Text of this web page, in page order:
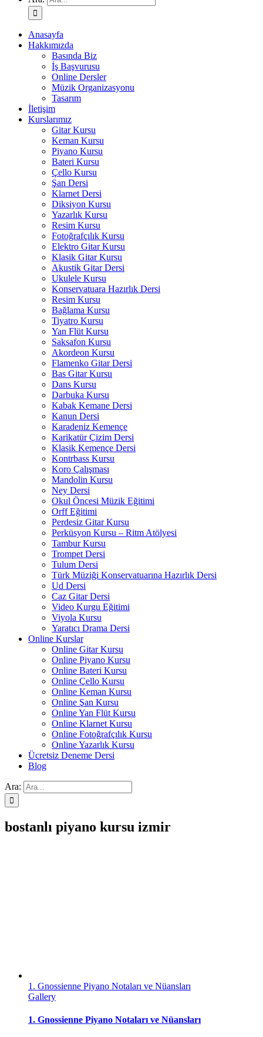
Anasayfa
Hakkımızda
Basında Biz
İş Başvurusu
Online Dersler
Müzik Organizasyonu
Tasarım
İletişim
Kurslarımız
Gitar Kursu
Keman Kursu
Piyano Kursu
Bateri Kursu
Çello Kursu
Şan Dersi
Klarnet Dersi
Diksiyon Kursu
Yazarlık Kursu
Resim Kursu
Fotoğrafçılık Kursu
Elektro Gitar Kursu
Klasik Gitar Kursu
Akustik Gitar Dersi
Ukulele Kursu
Konservatuara Hazırlık Dersi
Resim Kursu
Bağlama Kursu
Tiyatro Kursu
Yan Flüt Kursu
Saksafon Kursu
Akordeon Kursu
Flamenko Gitar Dersi
Bas Gitar Kursu
Dans Kursu
Darbuka Kursu
Kabak Kemane Dersi
Kanun Dersi
Karadeniz Kemençe
Karikatür Çizim Dersi
Klasik Kemençe Dersi
Kontrbass Kursu
Koro Çalışması
Mandolin Kursu
Ney Dersi
Okul Öncesi Müzik Eğitimi
Orff Eğitimi
Perdesiz Gitar Kursu
Perküsyon Kursu – Ritm Atölyesi
Tambur Kursu
Trompet Dersi
Tulum Dersi
Türk Müziği Konservatuarına Hazırlık Dersi
Ud Dersi
Caz Gitar Dersi
Video Kurgu Eğitimi
Viyola Kursu
Yaratıcı Drama Dersi
Online Kurslar
Online Gitar Kursu
Online Piyano Kursu
Online Bateri Kursu
Online Çello Kursu
Online Keman Kursu
Online Şan Kursu
Online Yan Flüt Kursu
Online Klarnet Kursu
Online Fotoğrafçılık Kursu
Online Yazarlık Kursu
Ücretsiz Deneme Dersi
Blog
Ara:
bostanlı piyano kursu izmir
1. Gnossienne Piyano Notaları ve Nüansları
Gallery
1. Gnossienne Piyano Notaları ve Nüansları